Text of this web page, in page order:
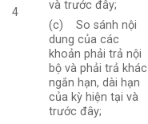
4
và trước đây;
(c) So sánh nội
dung của các
khoản phải trả nội
bộ và phải trả khác
ngắn hạn, dài hạn
của kỳ hiện tại và
trước đây;